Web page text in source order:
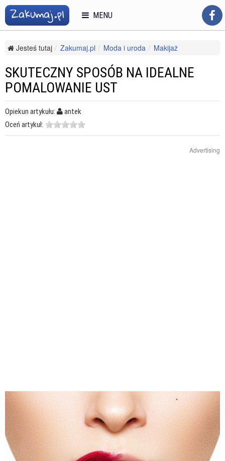
Jesteś tutaj Zakumaj.pl Moda i uroda
Makijaż
Skuteczny sposób na idealne pomalowanie ust
SKUTECZNY SPOSÓB NA IDEALNE
POMALOWANIE UST
Opiekun artykułu:
antek
Oceń artykuł:
Advertising
MENU